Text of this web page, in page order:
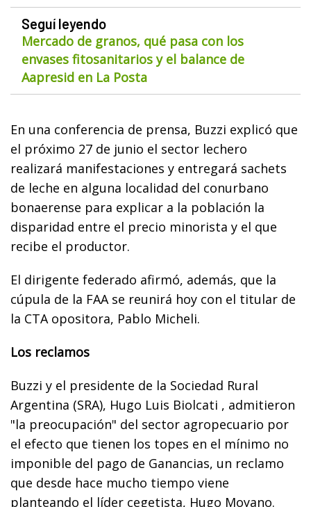
Seguí leyendo
Mercado de granos, qué pasa con los
envases fitosanitarios y el balance de
Aapresid en La Posta
En una conferencia de prensa, Buzzi explicó que
el próximo 27 de junio el sector lechero
realizará manifestaciones y entregará sachets
de leche en alguna localidad del conurbano
bonaerense para explicar a la población la
disparidad entre el precio minorista y el que
recibe el productor.
El dirigente federado afirmó, además, que la
cúpula de la FAA se reunirá hoy con el titular de
la CTA opositora, Pablo Micheli.
Los reclamos
Buzzi y el presidente de la Sociedad Rural
Argentina (SRA), Hugo Luis Biolcati , admitieron
"la preocupación" del sector agropecuario por
el efecto que tienen los topes en el mínimo no
imponible del pago de Ganancias, un reclamo
que desde hace mucho tiempo viene
planteando el líder cegetista, Hugo Moyano.